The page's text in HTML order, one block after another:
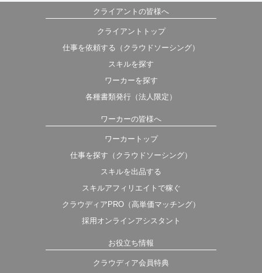
クライアントの皆様へ
クライアントトップ
仕事を依頼する（クラウドソーシング）
スキルを探す
ワーカーを探す
各種書類発行（法人限定）
ワーカーの皆様へ
ワーカートップ
仕事を探す（クラウドソーシング）
スキルを出品する
スキルアフィリエイトで稼ぐ
クラウディアPRO（高単価マッチング）
採用オンラインアシスタント
お役立ち情報
クラウディア会員特典